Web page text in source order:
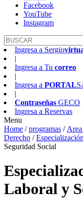
Facebook
YouTube
Instagram
Ingresa a Sergio
Ingresa a Tu correo
Ingresa a PORTAL
Contraseñas GECO
Ingresa a Reservas
Menu
Home /programas /
Derecho /
Seguridad Social
Laboral y